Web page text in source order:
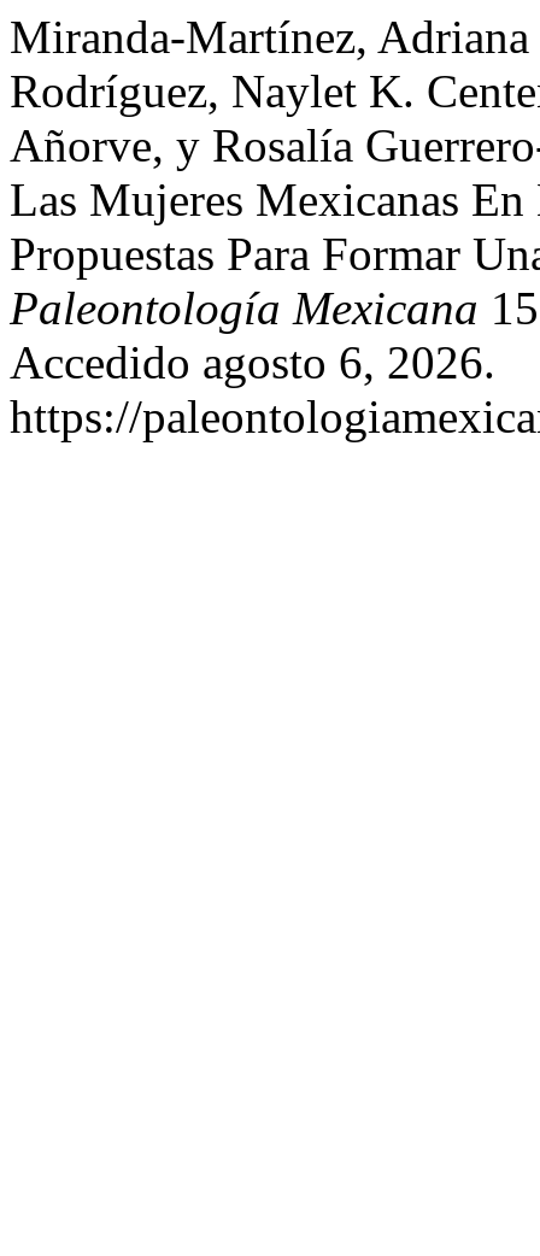
Miranda-Martínez,
Rodríguez, Naylet K.
Añorve, y Rosalía
Las Mujeres Mexicanas
Propuestas Para Formar
Paleontología Mexicana
Accedido agosto 6, 2026.
https://